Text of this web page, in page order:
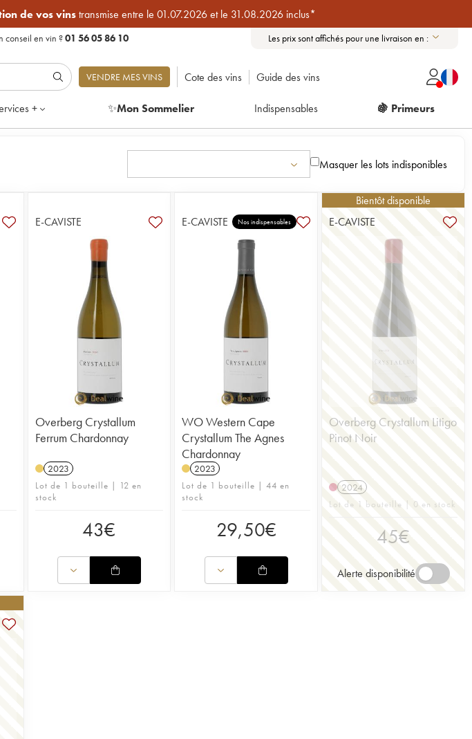
de vos vinstransmise entre le 01.07.2026 et le 31.08.2026 inclus*
conseil en vin ?01 56 05 86 10 Les prix sont affichés pour une livraison en :
VENDRE MES VINS Cote des vins Guide des vins
+ ✨Mon Sommelier Indispensables 🍇 Primeurs
Masquer les lots indisponibles
E-CAVISTE
Overberg Crystallum
Ferrum Chardonnay
2023
Lot de 1 bouteille | 12 en
stock
43€
E-CAVISTE Nos indispensables
WO Western Cape
Crystallum The Agnes
Chardonnay
2023
Lot de 1 bouteille | 44 en
stock
29,50€
Bientôt disponible
E-CAVISTE
Overberg Crystallum Litigo
Pinot Noir
2024
Lot de 1 bouteille | 0 en stock
45€
Alerte disponibilité